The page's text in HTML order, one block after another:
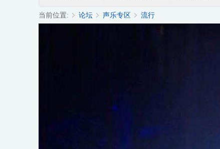
当前位置: 论坛 声乐专区 流行